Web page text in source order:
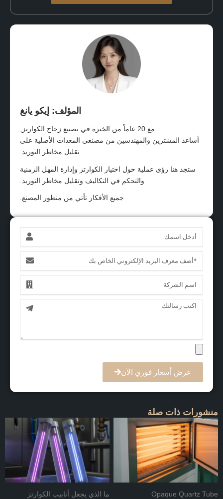
المؤلف: إيكو يانغ
مع 20 عاماً من الخبرة في تصنيع زجاج الكوارتز,
أساعد المشترين والمهندسين من مصنعي المعدات الأصلية على
تقليل مخاطر التوريد.
ستجد هنا رؤى عملية حول اختيار الكوارتز وإدارة المهل الزمنية
والتحكم في التكاليف وتقليل مخاطر التوريد.
جميع الأفكار تأتي من منظور المصنع.
الاسم
البريد
الإلكتروني
الرسالة
عرض أسعار فوري الآن
منشورات ذات صلة
Opaque Quartz Tube
ما الذي يجعل أنابيب الكوارتز